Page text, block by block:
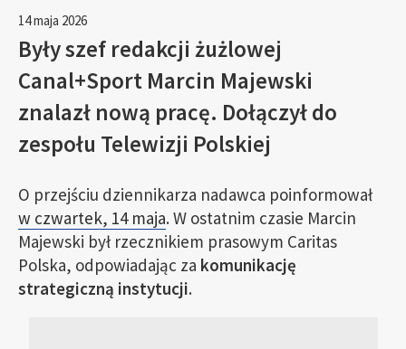
14 maja 2026
Były szef redakcji żużlowej
Canal+Sport Marcin Majewski
znalazł nową pracę. Dołączył do
zespołu Telewizji Polskiej
O przejściu dziennikarza nadawca poinformował
w czwartek, 14 maja. W ostatnim czasie Marcin
Majewski był rzecznikiem prasowym Caritas
Polska, odpowiadając za komunikację
strategiczną instytucji.